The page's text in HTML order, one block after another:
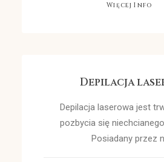
Więcej Info
Depilacja
Depilacja laserowa jest
pozbycia się
Posiadany przez